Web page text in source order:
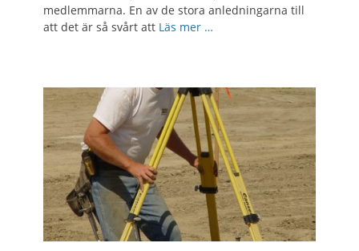
medlemmarna. En av de stora anledningarna till
att det är så svårt att Läs mer …